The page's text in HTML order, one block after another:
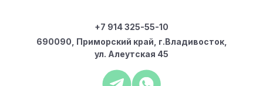
+7 914 325-55-10
690090, Приморский край, г.Владивосток,
ул. Алеутская 45